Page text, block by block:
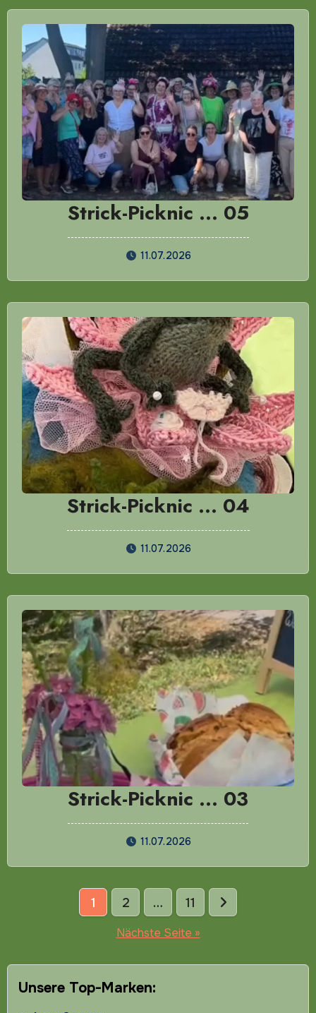
Strick-Picknic … 05
11.07.2026
Strick-Picknic … 04
11.07.2026
Strick-Picknic … 03
11.07.2026
Seitennummerierung
Beiträge
1 2 … 11
Nächste Seite »
Unsere Top-Marken: